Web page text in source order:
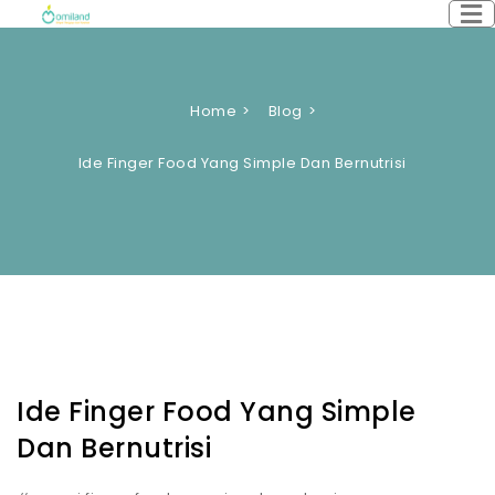
Home Blog
Ide Finger Food Yang Simple Dan Bernutrisi
Ide Finger Food Yang Simple
Dan Bernutrisi